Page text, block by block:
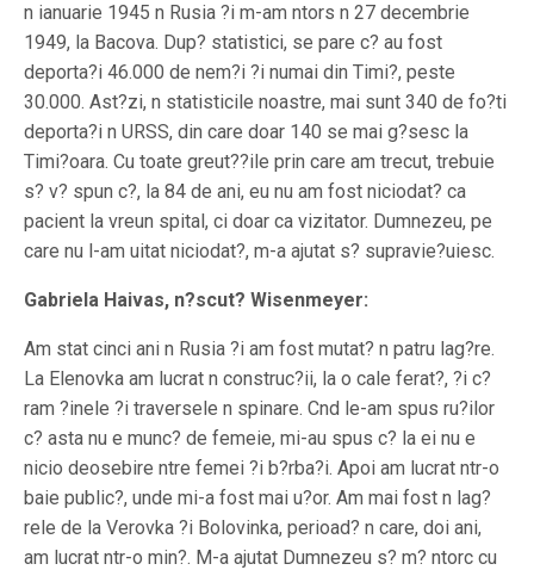
n ianuarie 1945 n Rusia ?i m-am ntors n 27 decembrie
1949, la Bacova. Dup? statistici, se pare c? au fost
deporta?i 46.000 de nem?i ?i numai din Timi?, peste
30.000. Ast?zi, n statisticile noastre, mai sunt 340 de fo?ti
deporta?i n URSS, din care doar 140 se mai g?sesc la
Timi?oara. Cu toate greut??ile prin care am trecut, trebuie
s? v? spun c?, la 84 de ani, eu nu am fost niciodat? ca
pacient la vreun spital, ci doar ca vizitator. Dumnezeu, pe
care nu l-am uitat niciodat?, m-a ajutat s? supravie?uiesc.
Gabriela Haivas, n?scut? Wisenmeyer:
Am stat cinci ani n Rusia ?i am fost mutat? n patru lag?re.
La Elenovka am lucrat n construc?ii, la o cale ferat?, ?i c?
ram ?inele ?i traversele n spinare. Cnd le-am spus ru?ilor
c? asta nu e munc? de femeie, mi-au spus c? la ei nu e
nicio deosebire ntre femei ?i b?rba?i. Apoi am lucrat ntr-o
baie public?, unde mi-a fost mai u?or. Am mai fost n lag?
rele de la Verovka ?i Bolovinka, perioad? n care, doi ani,
am lucrat ntr-o min?. M-a ajutat Dumnezeu s? m? ntorc cu